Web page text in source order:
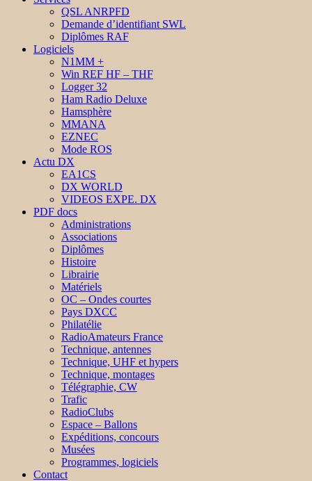
QSL ANRPFD
Demande d’identifiant SWL
Diplômes RAF
Logiciels
N1MM +
Win REF HF – THF
Logger 32
Ham Radio Deluxe
Hamsphère
MMANA
EZNEC
Mode ROS
Actu DX
EA1CS
DX WORLD
VIDEOS EXPE. DX
PDF docs
Administrations
Associations
Diplômes
Histoire
Librairie
Matériels
OC – Ondes courtes
Pays DXCC
Philatélie
RadioAmateurs France
Technique, antennes
Technique, UHF et hypers
Technique, montages
Télégraphie, CW
Trafic
RadioClubs
Espace – Ballons
Expéditions, concours
Musées
Programmes, logiciels
Contact